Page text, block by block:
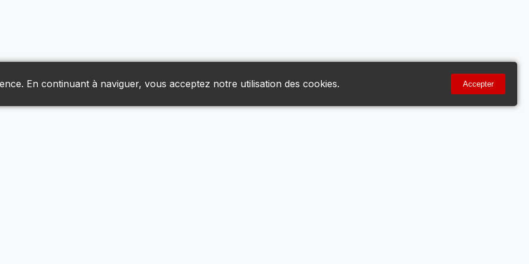
En continuant à naviguer, vous acceptez notre utilisation des cookies. Accepter